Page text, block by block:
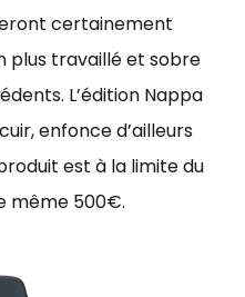
certainement
plus travaillé et sobre
L’édition Nappa
enfonce d’ailleurs
est à la limite du
même 500€.